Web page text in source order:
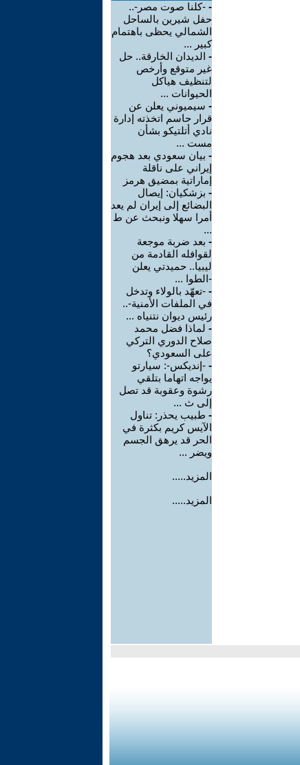
- -كلنا صوت مصر-..
حفل شيرين بالساحل
الشمالي يحظى باهتمام
كبير ...
- الديدان الخارقة.. حل
غير متوقع وأرخص
لتنظيف هياكل
الحيوانات ...
- سيميوني يعلن عن
قرار حاسم اتخذته إدارة
نادي أتلتيكو بشأن
مست ...
- بيان سعودي بعد هجوم
إيراني على ناقلة
إماراتية بمضيق هرمز
- بزشكيان: إيصال
البضائع إلى إيران لم يعد
أمرا سهلا ونبحث عن ط
...
- بعد ضربة موجعة
لقوافله القادمة من
ليبيا.. حميدتي يعلن
-الطوا ...
- -تعهّد بالولاء وتدخل
في الملفات الأمنية-..
رئيس ديوان نتنياه ...
- لماذا فضل محمد
صلاح الدوري التركي
على السعودي؟
- -إنديكس-: سيارتو
يواجه اتهاما بتلقي
رشوة وعقوبة قد تصل
إلى ث ...
- طبيب يحذر: تناول
الآيس كريم بكثرة في
الحر قد يرهق الجسم
ويضر ...
المزيد.....
المزيد.....